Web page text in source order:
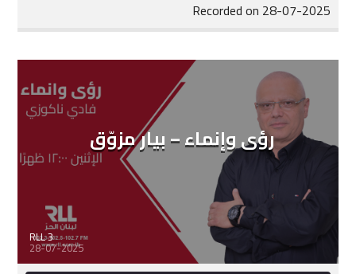
RSS FEED
SHARE
EMBED
Recorded on 28-07-2025
رؤى وإنماء – بيار مزوّق
RLL 3
28-07-2025